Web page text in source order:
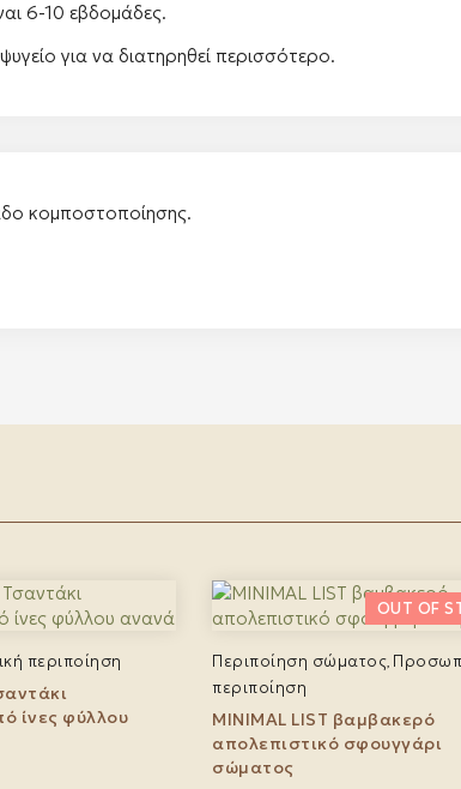
6-10 εβδομάδες.
για να διατηρηθεί περισσότερο.
κομποστοποίησης.
περιποίηση
ίνες φύλλου
Περιποίηση σώματος,
περιποίηση
MINIMAL LIST βαμβακερό
απολεπιστικό σφουγγάρι
σώματος